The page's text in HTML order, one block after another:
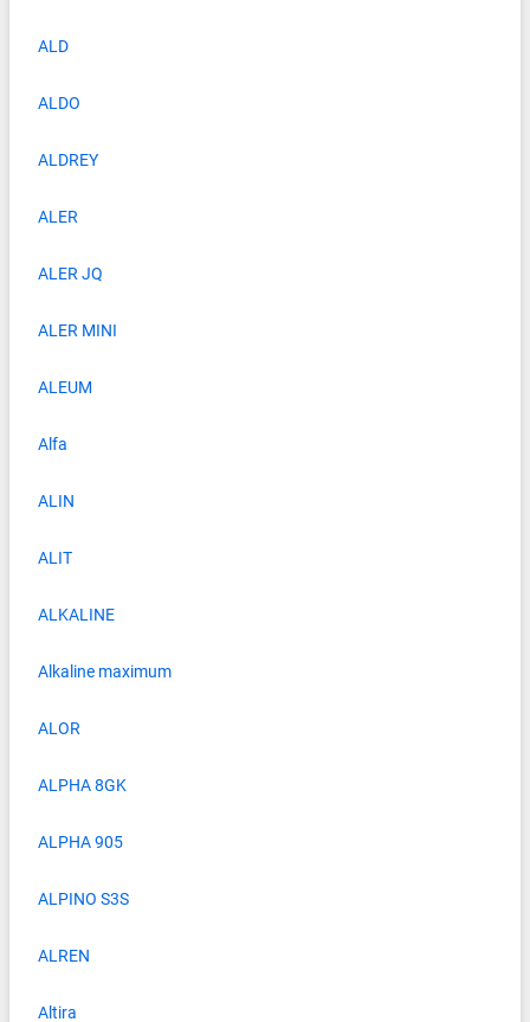
ALD
ALDO
ALDREY
ALER
ALER JQ
ALER MINI
ALEUM
Alfa
ALIN
ALIT
ALKALINE
Alkaline maximum
ALOR
ALPHA 8GK
ALPHA 905
ALPINO S3S
ALREN
Altira